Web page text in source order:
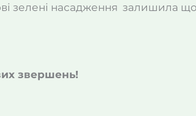
зелені насадження залишила
звершень!